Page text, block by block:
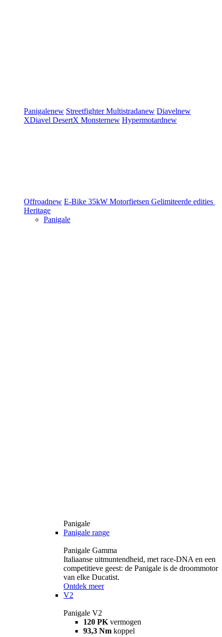
Panigalenew StreetfighterMultistradanew Diavelnew
XDiavel DesertX Monsternew Hypermotardnew
Offroadnew E-Bike 35kW Motorfietsen Gelimiteerde edities
Heritage
Panigale
Panigale
Panigale range
Panigale Gamma
Italiaanse uitmuntendheid, met race-DNA en een
competitieve geest: de Panigale is de droommotor
van elke Ducatist.
Ontdek meer
V2
Panigale V2
120 PK vermogen
93,3 Nm koppel